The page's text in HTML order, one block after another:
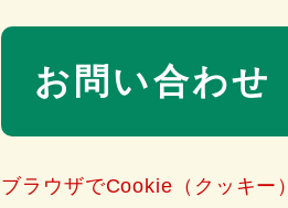
本
お問い合わせ
ブラウザでCookie（クッキー